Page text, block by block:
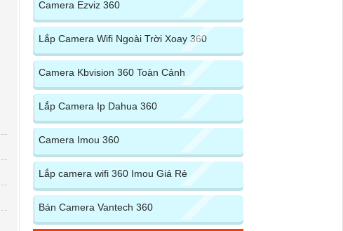
Camera Ezviz 360
Lắp Camera Wifi Ngoài Trời Xoay 360
Camera Kbvision 360 Toàn Cảnh
Lắp Camera Ip Dahua 360
Camera Imou 360
Lắp camera wifi 360 Imou Giá Rẻ
Bán Camera Vantech 360